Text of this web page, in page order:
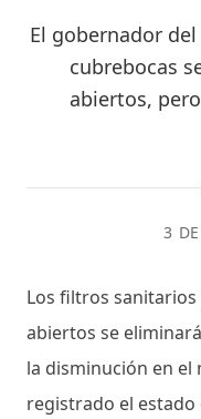
El gobernador
cubrebocas
abiertos,
3
Los filtros sanitarios
abiertos se
la disminución en
registrado el estado